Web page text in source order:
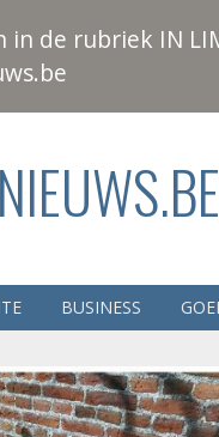
in de rubriek IN
BUSINESS